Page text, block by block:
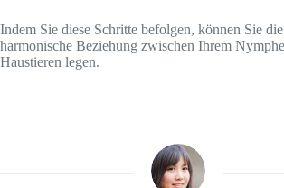
Indem Sie diese Schritte befolgen, können Sie
harmonische Beziehung zwischen Ihrem
Haustieren legen.